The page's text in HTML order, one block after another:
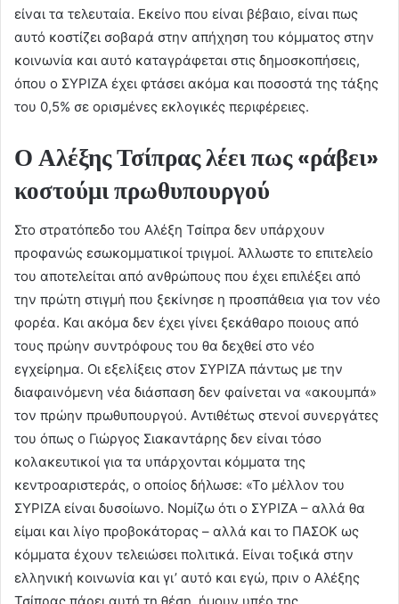
είναι τα τελευταία. Εκείνο που είναι βέβαιο, είναι πως
αυτό κοστίζει σοβαρά στην απήχηση του κόμματος στην
κοινωνία και αυτό καταγράφεται στις δημοσκοπήσεις,
όπου ο ΣΥΡΙΖΑ έχει φτάσει ακόμα και ποσοστά της τάξης
του 0,5% σε ορισμένες εκλογικές περιφέρειες.
Ο Αλέξης Τσίπρας λέει πως «ράβει»
κοστούμι πρωθυπουργού
Στο στρατόπεδο του Αλέξη Τσίπρα δεν υπάρχουν
προφανώς εσωκομματικοί τριγμοί. Άλλωστε το επιτελείο
του αποτελείται από ανθρώπους που έχει επιλέξει από
την πρώτη στιγμή που ξεκίνησε η προσπάθεια για τον νέο
φορέα. Και ακόμα δεν έχει γίνει ξεκάθαρο ποιους από
τους πρώην συντρόφους του θα δεχθεί στο νέο
εγχείρημα. Οι εξελίξεις στον ΣΥΡΙΖΑ πάντως με την
διαφαινόμενη νέα διάσπαση δεν φαίνεται να «ακουμπά»
τον πρώην πρωθυπουργού. Αντιθέτως στενοί συνεργάτες
του όπως ο Γιώργος Σιακαντάρης δεν είναι τόσο
κολακευτικοί για τα υπάρχονται κόμματα της
κεντροαριστεράς, ο οποίος δήλωσε: «Το μέλλον του
ΣΥΡΙΖΑ είναι δυσοίωνο. Νομίζω ότι ο ΣΥΡΙΖΑ – αλλά θα
είμαι και λίγο προβοκάτορας – αλλά και το ΠΑΣΟΚ ως
κόμματα έχουν τελειώσει πολιτικά. Είναι τοξικά στην
ελληνική κοινωνία και γι’ αυτό και εγώ, πριν ο Αλέξης